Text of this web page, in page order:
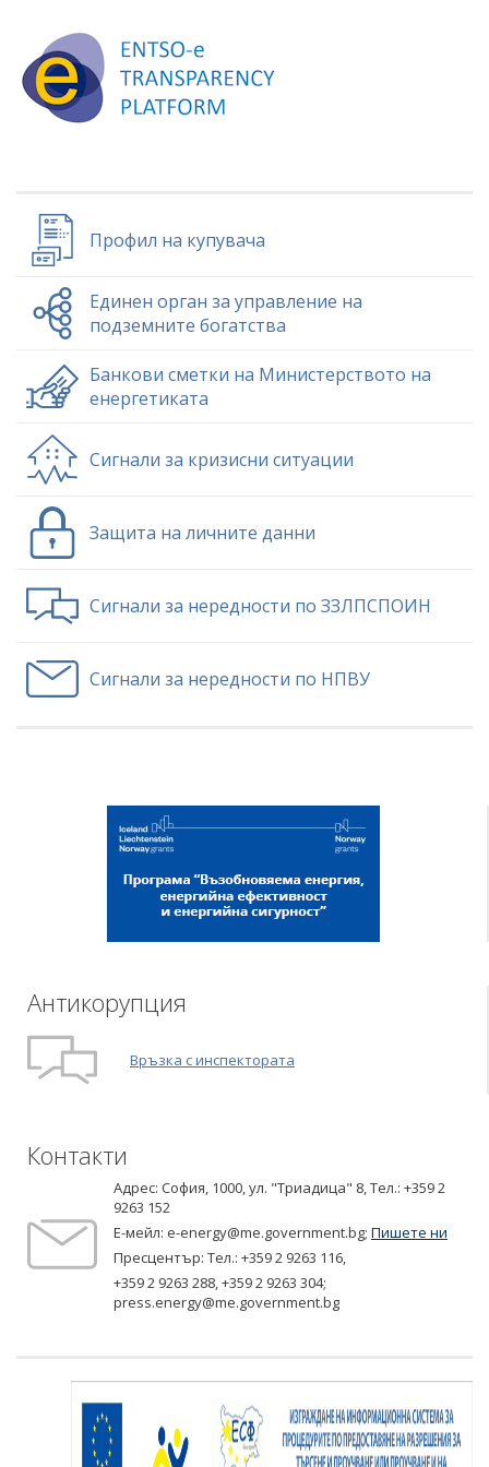
Профил на купувача
Единен орган за управление на
подземните богатства
Банкови сметки на Министерството на
енергетиката
Сигнали за кризисни ситуации
Защита на личните данни
Сигнали за нередности по ЗЗЛПСПОИН
Сигнали за нередности по НПВУ
Антикорупция
Връзка с инспектората
Контакти
Адрес: София, 1000, ул. "Триадица" 8,Tел.: +359 2
9263 152
Е-мейл: e-energy@me.government.bg; Пишете ни
Пресцентър: Тел.: +359 2 9263 116,
+359 2 9263 288,+359 2 9263 304;
press.energy@me.government.bg